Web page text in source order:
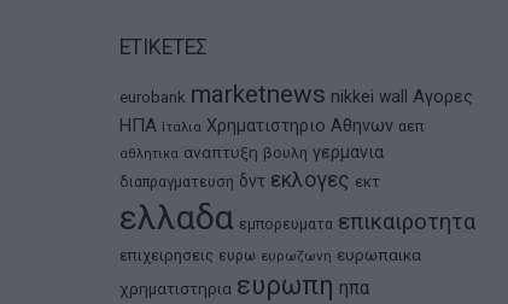
ΕΤΙΚΕΤΕΣ
eurobank marketnews nikkei wall
Αγορες
ΗΠΑ Ιταλια Χρηματιστηριο Αθηνων αεπ
αθλητικα αναπτυξη βουλη γερμανια
διαπραγματευση δντ εκλογες εκτ
ελλαδα εμπορευματα επικαιροτητα
επιχειρησεις ευρω ευρωζωνη ευρωπαικα
χρηματιστηρια ευρωπη ηπα